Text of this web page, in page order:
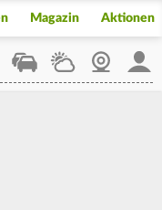
Magazin Aktionen
StaupilotWetterWebcam